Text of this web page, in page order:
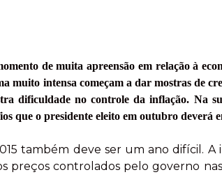
de muita apreensão em relação à
muito intensa começam a dar mostras de
dificuldade no controle da inflação. Na
que o presidente eleito em outubro deverá
também deve ser um ano difícil. A
preços controlados pelo governo